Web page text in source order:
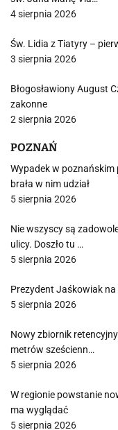
4 sierpnia 2026
Św. Lidia z Tiatyry –
3 sierpnia 2026
Błogosławiony August
zakonne
2 sierpnia 2026
POZNAŃ
Wypadek w
brała w nim udział
5 sierpnia 2026
Nie wszyscy są
ulicy. Doszło tu …
5 sierpnia 2026
Prezydent Jaśkowiak
5 sierpnia 2026
Nowy zbiornik
metrów sześcienn…
5 sierpnia 2026
W regionie powstanie
ma wyglądać
5 sierpnia 2026